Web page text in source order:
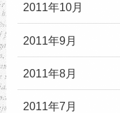
2011年10月
2011年9月
2011年8月
2011年7月